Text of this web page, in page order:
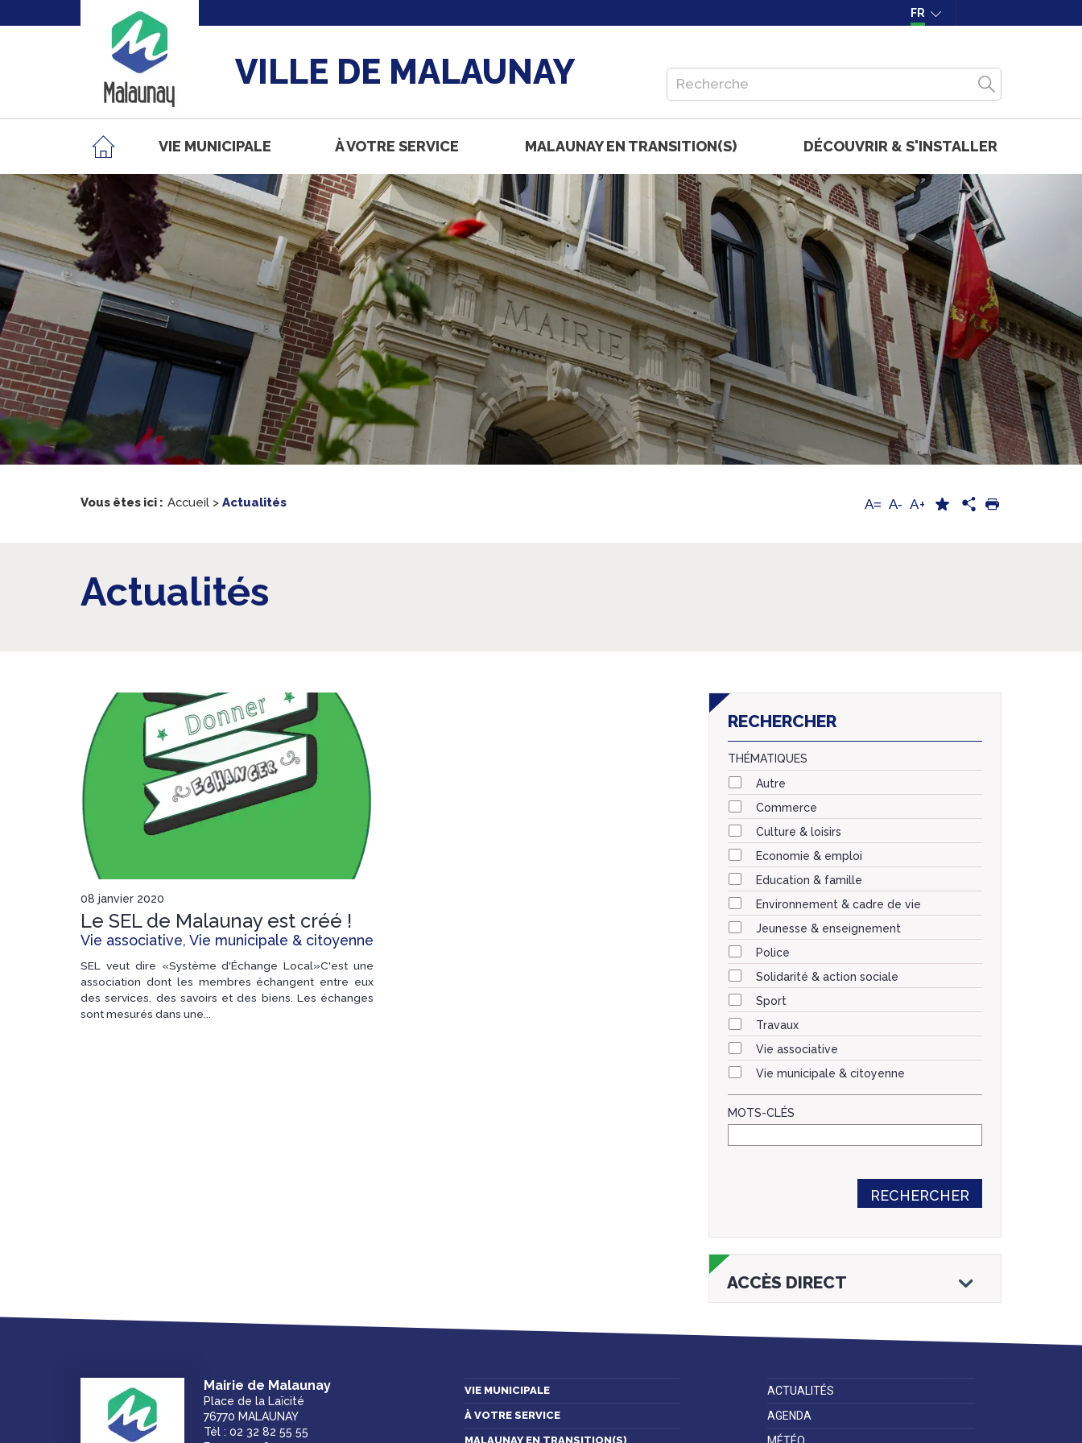
FR
VILLE DE MALAUNAY
VIE MUNICIPALE À VOTRE SERVICE MALAUNAY EN TRANSITION(S) DÉCOUVRIR & S'INSTALLER
Vous êtes ici : Accueil > Actualités A= A- A+
Actualités
08 janvier 2020
Le SEL de Malaunay est créé !
Vie associative, Vie municipale & citoyenne
SEL veut dire «Système d'Échange Local»C'est une
association dont les membres échangent entre eux
des services, des savoirs et des biens. Les échanges
sont mesurés dans une...
RECHERCHER
THÉMATIQUES
Autre
Commerce
Culture & loisirs
Economie & emploi
Education & famille
Environnement & cadre de vie
Jeunesse & enseignement
Police
Solidarité & action sociale
Sport
Travaux
Vie associative
Vie municipale & citoyenne
MOTS-CLÉS
RECHERCHER
ACCÈS DIRECT
démarches
Mairie de Malaunay
Place de la Laïcité
76770 MALAUNAY
Tél : 02 32 82 55 55
VIE MUNICIPALE
À VOTRE SERVICE
MALAUNAY EN TRANSITION(S)
ACTUALITÉS
AGENDA